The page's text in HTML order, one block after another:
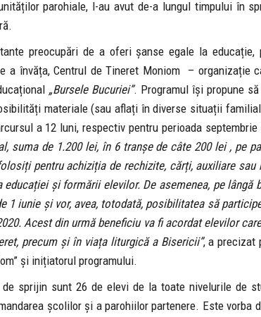
parohiale, l-au avut de-a lungul timpului în
preocupări de a oferi șanse egale la
a învăța, Centrul de Tineret Moniom – organizație
„Bursele Bucuriei”. Programul își propune
materiale (sau aflați în diverse situații
a 12 luni, respectiv pentru perioada
suma de 1.200 lei, în 6 tranșe de câte 200 lei , pe
pentru achiziția de rechizite, cărți, auxiliare
și formării elevilor. De asemenea, pe lângă
1 iunie și vor, avea, totodată, posibilitatea să
Acest din urmă beneficiu va fi acordat elevilor
precum și în viața liturgică a Bisericii”, a precizat
și inițiatorul programului.
de sprijin sunt 26 de elevi de la toate nivelurile de
școlilor și a parohiilor partenere. Este vorba